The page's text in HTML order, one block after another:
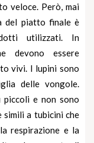
veloce. Però, mai
del piatto finale è
utilizzati. In
devono essere
vivi. I lupini sono
delle vongole.
e non sono
a tubicini che
respirazione e la